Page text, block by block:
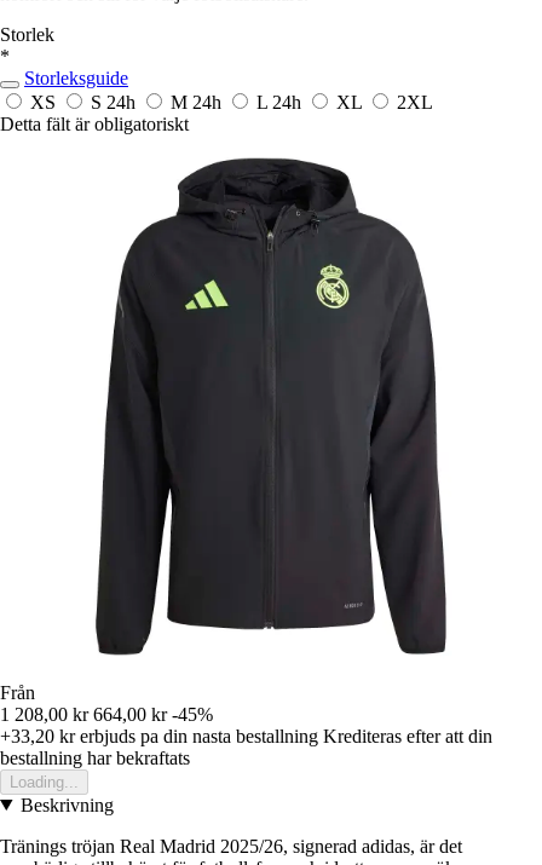
Storlek
*
Storleksguide
XS
S 24h M 24h L 24h XL
2XL
Detta fält är obligatoriskt
Från
1 208,00 kr 664,00 kr -45%
+33,20 krerbjuds pa din nasta bestallning Krediteras efter att din
bestallning har bekraftats
Loading...
Beskrivning
Tränings tröjan Real Madrid 2025/26, signerad adidas, är det